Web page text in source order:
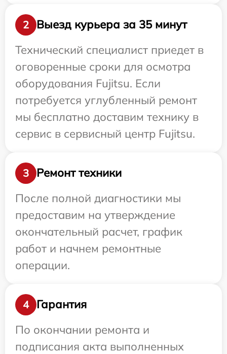
2
Выезд курьера за 35 минут
Технический специалист приедет в
оговоренные сроки для осмотра
оборудования Fujitsu. Если
потребуется углубленный ремонт
мы бесплатно доставим технику в
сервис в сервисный центр Fujitsu.
3
Ремонт техники
После полной диагностики мы
предоставим на утверждение
окончательный расчет, график
работ и начнем ремонтные
операции.
4
Гарантия
По окончании ремонта и
подписания акта выполненных